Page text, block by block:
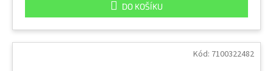
DO KOŠÍKU
Kód: 7100322482